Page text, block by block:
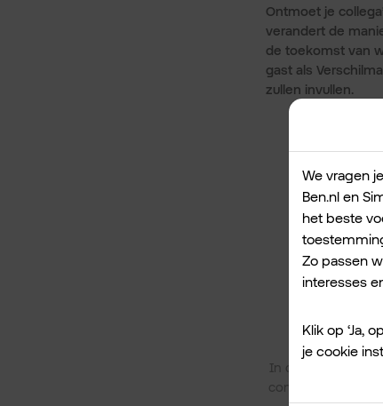
Ontmoet je
verandert de
de toekomst van
gast als
zullen invullen.
In de podcastreeks
constant
We vragen
Ben.nl en
het beste
Zo passen
interesses
Klik op ‘Ja,
je cookie